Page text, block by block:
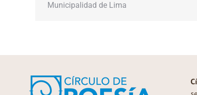
Municipalidad de Lima